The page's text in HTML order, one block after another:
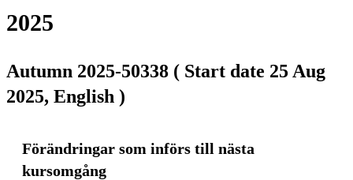
2025
Autumn 2025-50338 ( Start date 25 Aug
2025, English )
Förändringar som införs till nästa
kursomgång